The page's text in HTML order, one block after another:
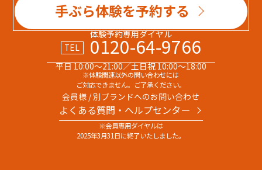
手ぶら体験を予約する
体験予約専用ダイヤル
TEL
0120-64-9766
平日 10:00～21:00／土日祝 10:00～18:00
※体験関連以外の問い合わせには
ご対応できません。ご了承ください。
会員様 / 別ブランドへのお問い合わせ
よくある質問・へルプセンター
※会員専用ダイヤルは
2025年3月31日に終了いたしました。